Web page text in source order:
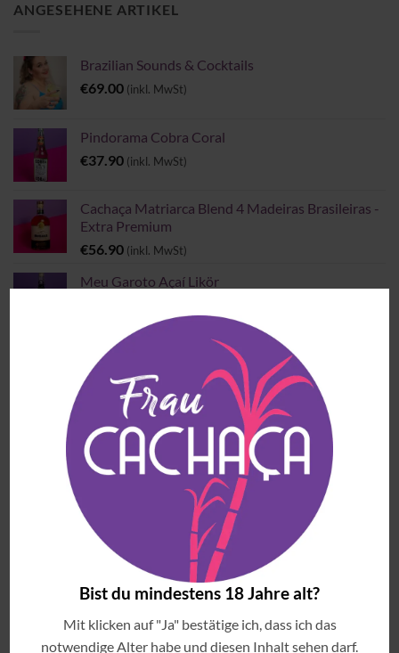
Bist du mindestens 18 Jahre alt?
Mit klicken auf "Ja" bestätige ich, dass ich das
notwendige Alter habe und diesen Inhalt sehen darf.
ANGESEHENE ARTIKEL
Brazilian Sounds & Cocktails
€69.00 (inkl. MwSt)
Pindorama Cobra Coral
€37.90 (inkl. MwSt)
Cachaça Matriarca Blend 4 Madeiras Brasileiras -
Extra Premium
€56.90 (inkl. MwSt)
Meu Garoto Açaí Likör
MEISTVERKAUFTE ARTIKEL
Blauer Frizzante Principe
€14.90 (inkl. MwSt)
Copo Americano Serie
€
Preisspanne:
€4.00
€6.00
(inkl. MwSt)
Jambuzera
€33.90 –€54.90Preisspanne:
bis
€54.90
(inkl. MwSt)